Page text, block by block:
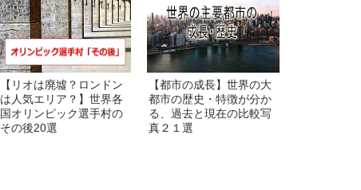
【リオは廃墟？ロンドン
は人気エリア？】世界各
国オリンピック選手村の
その後20選
【都市の成長】世界の大
都市の歴史・特徴が分か
る、過去と現在の比較写
真２１選